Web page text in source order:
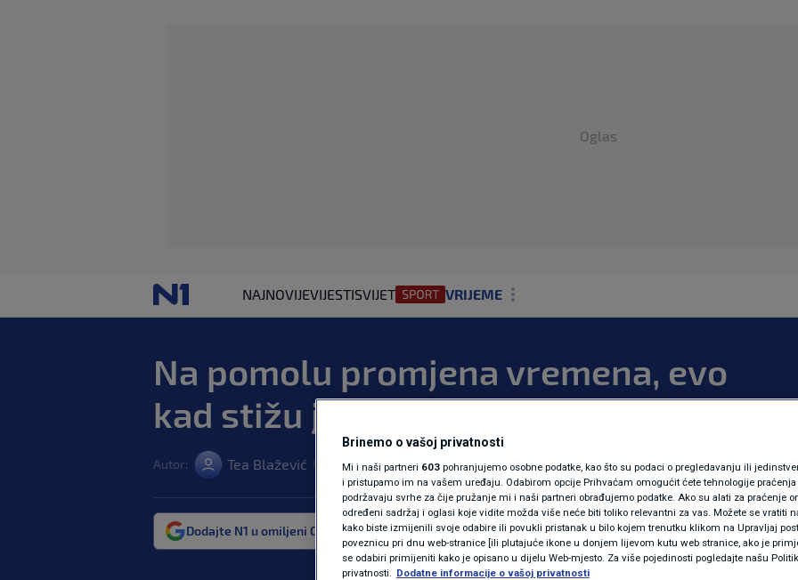
Oglas
NAJNOVIJEVIJESTISVIJET
VRIJEME
REGIJA
MAGAZIN
KOLUMNE
N1(DIS)INFO
KLIMATSKE PROMJENE
Na pomolu promjena vremena, evo
kad stižu južina, naoblačenje i kiša
Autor: Tea Blažević 10. tra. 2025. 07:11 | VRIJEME | komentara
Dodajte N1 u omiljeni Google izvor Više
Brinemo o vašoj privatnosti
Mi i naši partneri 603 pohranjujemo osobne podatke, kao što su podaci o pregledavanju ili
i pristupamo im na vašem uređaju. Odabirom opcije Prihvaćam omogućit ćete tehnologije praćenja
podržavaju svrhe za čije pružanje mi i naši partneri obrađujemo podatke. Ako su alati za praćenje
određeni sadržaj i oglasi koje vidite možda više neće biti toliko relevantni za vas. Možete se vratiti
kako biste izmijenili svoje odabire ili povukli pristanak u bilo kojem trenutku klikom na Upravljaj
poveznicu pri dnu web-stranice [ili plutajuće ikone u donjem lijevom kutu web stranice, ako je
se odabiri primijeniti kako je opisano u dijelu Web-mjesto. Za više pojedinosti pogledajte našu
privatnosti. Dodatne informacije o vašoj privatnosti